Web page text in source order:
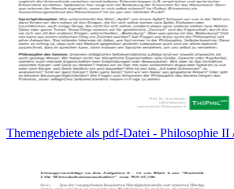
Themengebiete als pdf-Datei - Philosophie II